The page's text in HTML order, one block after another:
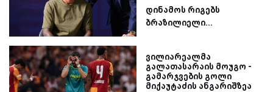
დინამოს რიგებს
ბრაზილიელი...
ვილიარეალმა
გალათასარაის მოუგო -
გამარჯვების გოლი
მიქაუტაძის ანგარიშზეა